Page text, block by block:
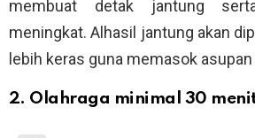
membuat detak jantung
meningkat. Alhasil jantung akan
lebih keras guna memasok
2. Olahraga minimal 30